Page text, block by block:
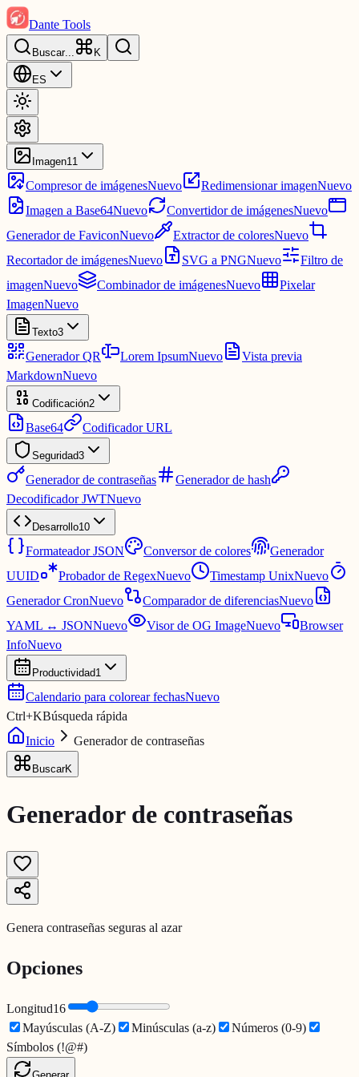
Dante Tools
Buscar... K
ES
Imagen11
Compresor de imágenesNuevo Redimensionar imagenNuevo
Imagen a Base64Nuevo Convertidor de imágenesNuevo
Generador de FaviconNuevo Extractor de coloresNuevo
Recortador de imágenesNuevo SVG a PNGNuevo
Filtro de
imagenNuevo Combinador de imágenesNuevo
Pixelar
ImagenNuevo
Texto3
Generador QR Lorem IpsumNuevo
Vista previa
MarkdownNuevo
Codificación2
Base64 Codificador URL
Seguridad3
Generador de contraseñas
Generador de hash
Decodificador JWTNuevo
Desarrollo10
Formateador JSON Conversor de colores
Generador
UUID
Probador de RegexNuevo Timestamp UnixNuevo
Generador CronNuevo Comparador de diferenciasNuevo
YAML ↔ JSONNuevo Visor de OG ImageNuevo
Browser
InfoNuevo
Productividad1
Calendario para colorear fechasNuevo
Ctrl+KBúsqueda rápida
Inicio
Generador de contraseñas
BuscarK
Generador de contraseñas
Genera contraseñas seguras al azar
Opciones
Longitud16
Mayúsculas (A-Z)
Minúsculas (a-z)
Números (0-9)
Símbolos (!@#)